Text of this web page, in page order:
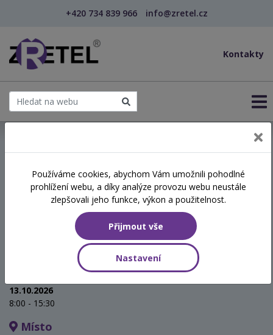
+420 734 839 966 info@zretel.cz
Kontakty
šablony
Relaxační a dechové
techniky proti stresu
(webinář)
13.10.2026
8:00 - 15:30
Místo
Používáme cookies, abychom Vám umožnili pohodlné
prohlížení webu, a díky analýze provozu webu neustále
zlepšovali jeho funkce, výkon a použitelnost.
Přijmout vše
Nastavení